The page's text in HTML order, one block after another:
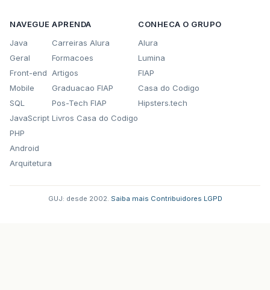
NAVEGUE
Java
Geral
Front-end
Mobile
SQL
JavaScript
PHP
Android
Arquitetura
APRENDA
Carreiras Alura
Formacoes
Artigos
Graduacao FIAP
Pos-Tech FIAP
Livros Casa do Codigo
CONHECA O GRUPO
Alura
Lumina
FIAP
Casa do Codigo
Hipsters.tech
GUJ: desde 2002. Saiba mais Contribuidores LGPD